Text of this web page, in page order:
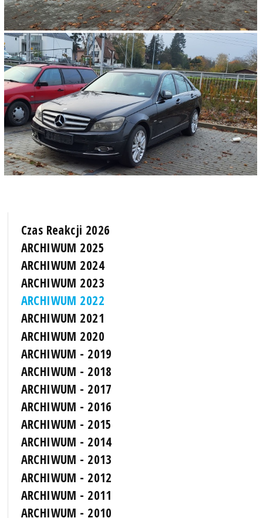
Czas Reakcji 2026
ARCHIWUM 2025
ARCHIWUM 2024
ARCHIWUM 2023
ARCHIWUM 2022
ARCHIWUM 2021
ARCHIWUM 2020
ARCHIWUM - 2019
ARCHIWUM - 2018
ARCHIWUM - 2017
ARCHIWUM - 2016
ARCHIWUM - 2015
ARCHIWUM - 2014
ARCHIWUM - 2013
ARCHIWUM - 2012
ARCHIWUM - 2011
ARCHIWUM - 2010